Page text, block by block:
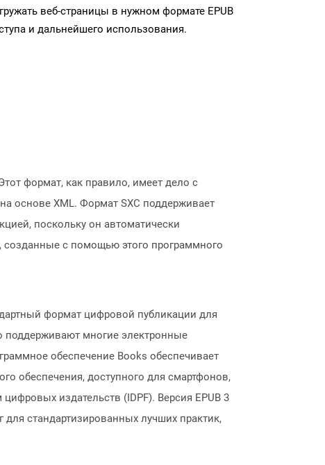
веб-страницы в нужном формате EPUB
и дальнейшего использования.
формат, как правило, имеет дело с
основе XML. Формат SXC поддерживает
поскольку он автоматически
с помощью этого программного
формат цифровой публикации для
поддерживают многие электронные
обеспечение Books обеспечивает
обеспечения, доступного для смартфонов,
издательств (IDPF). Версия EPUB 3
стандартизированных лучших практик,